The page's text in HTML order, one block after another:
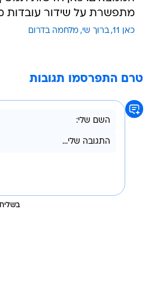
מתפשרת על שידור עובדות
כאן 11 ברוך שי מלחמה בדרום
טרם התפרסמו תגובות